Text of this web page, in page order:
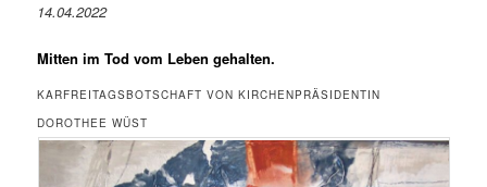
14.04.2022
Mitten im Tod vom Leben gehalten.
KARFREITAGSBOTSCHAFT VON KIRCHENPRÄSIDENTIN
DOROTHEE WÜST